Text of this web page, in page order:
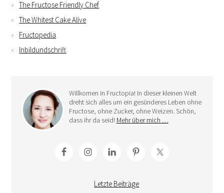
The Fructose Friendly Chef
The Whitest Cake Alive
Fructopedia
Inbildundschrift
Willkomen in Fructopia! In dieser kleinen Welt
dreht sich alles um ein gesünderes Leben ohne
Fructose, ohne Zucker, ohne Weizen. Schön,
dass ihr da seid! Mehr über mich …
Letzte Beiträge